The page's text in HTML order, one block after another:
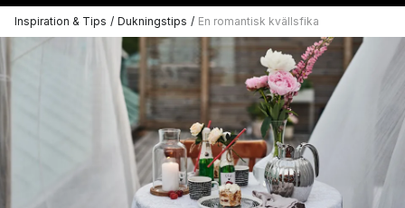
Inspiration & Tips / Dukningstips / En romantisk kvällsfika